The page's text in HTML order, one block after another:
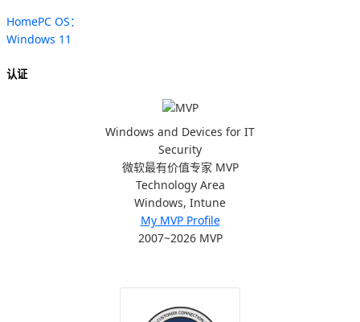
HomePC OS：
Windows 11
认证
Windows and Devices for IT
Security
微软最有价值专家 MVP
Technology Area
Windows, Intune
My MVP Profile
2007~2026 MVP